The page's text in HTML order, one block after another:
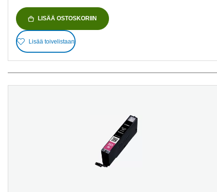
LISÄÄ OSTOSKORIIN
Lisää toivelistaan